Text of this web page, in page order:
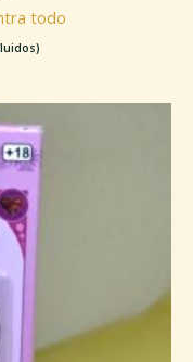
todo